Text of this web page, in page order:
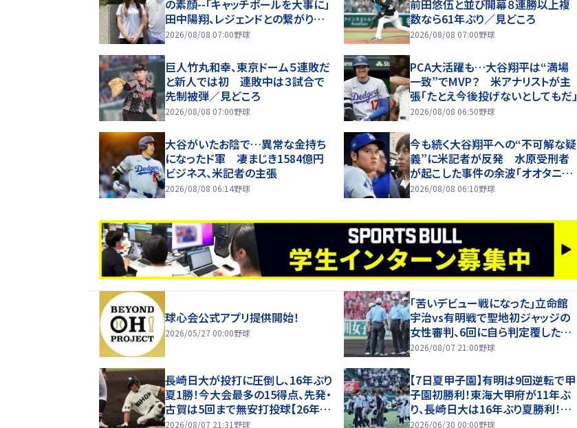
の素顔--「キャッチボールを大事に」
田中陽翔、レジェンドとの繋がりと
歩み【しのの応燕レポート】
2026/08/08 07:00野球
前田悠伍と並び開幕８連勝以上複
数なら61年ぶり／見どころ
2026/08/08 07:00野球
巨人竹丸和幸、東京ドーム５連敗だ
と新人では初 連敗中は３試合で
先制被弾／見どころ
2026/08/08 07:00野球
PCA大活躍も…大谷翔平は“満場
一致”でMVP？ 米アナリストが主
張「たとえ今後投げないとしてもだ」
2026/08/08 06:50野球
大谷がいたお陰で…異常な金持ち
になったド軍 凄まじき1584億円
ビジネス、米記者の主張
2026/08/08 06:14野球
今も続く大谷翔平への“不可解な疑
義”に米記者が反発 水原受刑者
が起こした事件の余波「オオタニが
ギャンブルをしていたと信じ込んで
2026/08/08 06:10野球
球心会公式アプリ提供開始！
2026/05/27 00:00野球
｢苦いデビュー戦になった｣立命館
宇治vs有明戦で聖地初ジャッジの
女性審判、6回に自ら判定覆したプ
レーを謝罪【26年夏甲子園】
2026/08/07 21:00野球
長崎日大が投打に圧倒し、16年ぶり
夏1勝！今大会最多の15得点、先発・
古賀は5回まで無安打投球【26年夏
甲子園】
2026/08/07 21:31野球
【7日夏甲子園】有明は9回逆転で甲
子園初勝利！東海大甲府が11年ぶ
り、長崎日大は16年ぶり夏勝利！健
大高崎・石垣が11K完投！
2026/06/30 00:00野球